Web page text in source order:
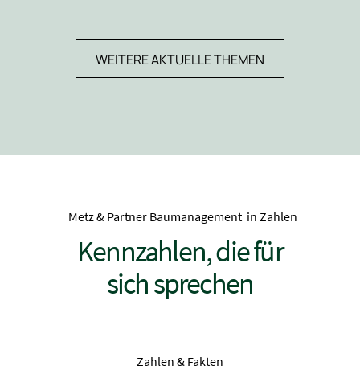
WEITERE AKTUELLE THEMEN
Kennzahlen, die für
sich sprechen